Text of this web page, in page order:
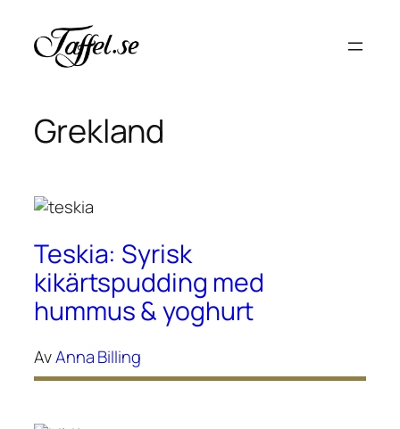
innehåll
Grekland
Teskia: Syrisk
kikärtspudding med
hummus & yoghurt
AvAnna Billing